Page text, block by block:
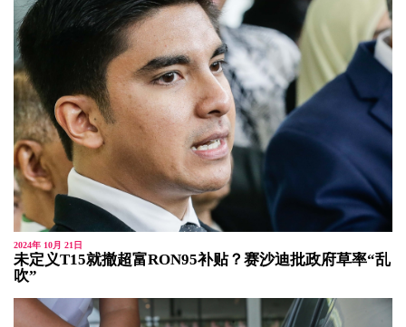
2024年 10月 21日
未定义T15就撤超富RON95补贴？赛沙迪批政府草率“乱
吹”